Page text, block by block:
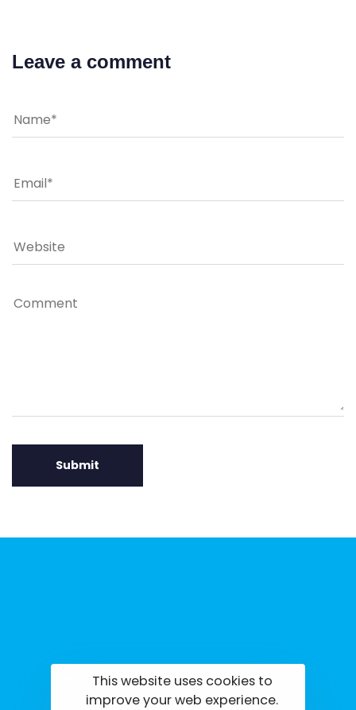
Leave a comment
tisrilanka.org | All rights reserved | 2022
This website uses cookies to
improve your web experience.